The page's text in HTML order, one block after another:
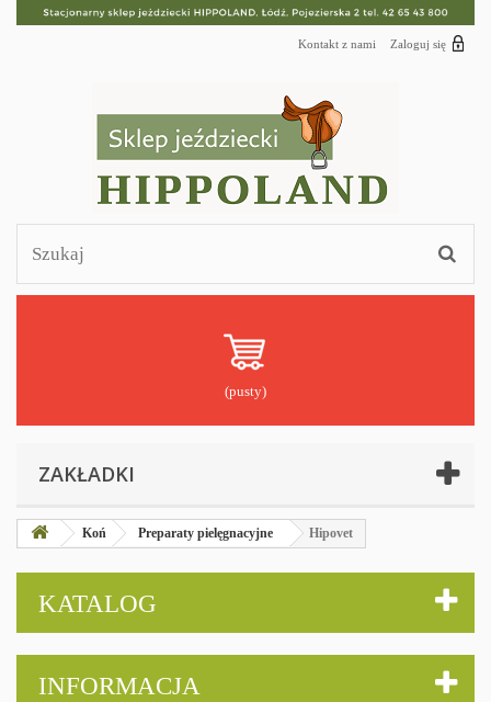
Zaloguj się
Kontakt z nami
(pusty)
ZAKŁADKI
Koń Preparaty pielęgnacyjne Hipovet
KATALOG
INFORMACJA